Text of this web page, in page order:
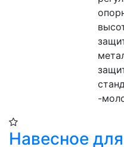
-
Навесное